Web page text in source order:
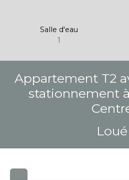
Salle d'eau
1
Appartement T2
stationnement
Loué